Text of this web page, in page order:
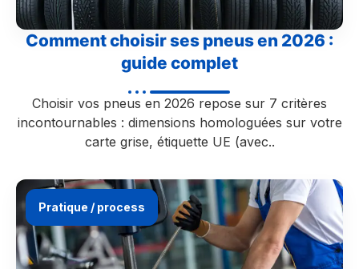
Comment choisir ses pneus en 2026 :
guide complet
Choisir vos pneus en 2026 repose sur 7 critères
incontournables : dimensions homologuées sur votre
carte grise, étiquette UE (avec..
Pratique / process